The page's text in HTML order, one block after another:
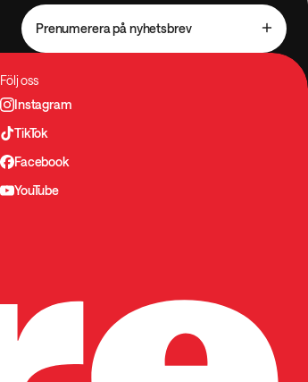
Prenumerera på nyhetsbrev
Följ oss
Instagram
TikTok
Facebook
YouTube